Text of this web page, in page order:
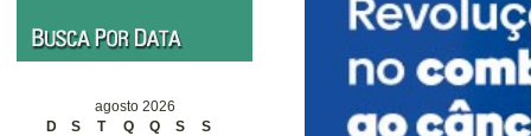
agosto 2026
D
S T Q Q S
S